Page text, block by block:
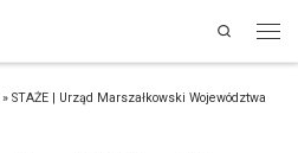
Search
» STAŻE | Urząd Marszałkowski Województwa